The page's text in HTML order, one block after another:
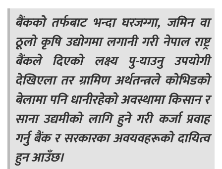
बैंकको तर्फबाट भन्दा घरजग्गा, जमिन वा
ठूलो कृषि उद्योगमा लगानी गरी नेपाल राष्ट्र
बैंकले दिएको लक्ष्य पु-याउनु उपयोगी
देखिएला तर ग्रामिण अर्थतन्त्रले कोभिडको
बेलामा पनि धानीरहेको अवस्थामा किसान र
साना उद्यमीको लागि हुने गरी कर्जा प्रवाह
गर्नु बैंक र सरकारका अवयवहरूको दायित्व
हुन आउँछ।